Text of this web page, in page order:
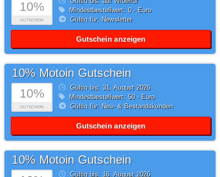
10%
GUTSCHEIN
Mindestbestellwert: 0,- Euro
Gültig für: Newsletter
Gutschein anzeigen
10%
GUTSCHEIN
10% Motoin Gutschein
Gültig bis: 31.August2026
Mindestbestellwert: 50,- Euro
Gültig für: Neu- & Bestandskunden
Gutschein anzeigen
10% Motoin Gutschein
Gültig bis: 16.August2026